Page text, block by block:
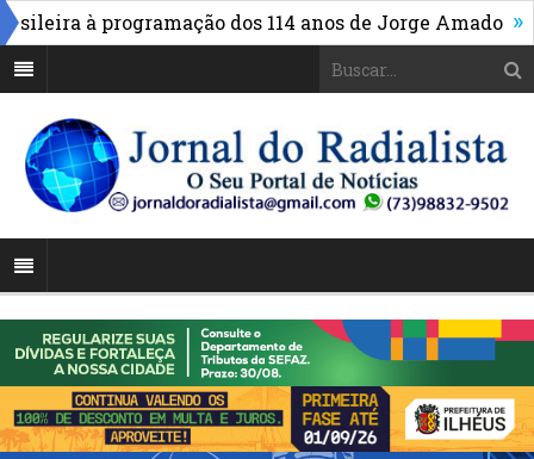
à programação dos 114 anos de Jorge Amado » Alto